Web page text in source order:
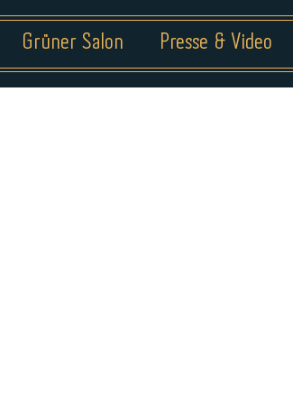
Grüner Salon Presse & Video